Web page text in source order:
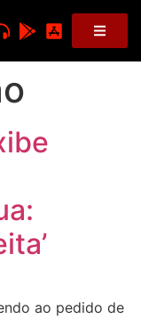
ao pedido de